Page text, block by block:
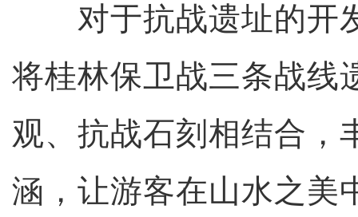
对于抗战遗址的开
将桂林保卫战三条战线
观、抗战石刻相结合，
涵，让游客在山水之美